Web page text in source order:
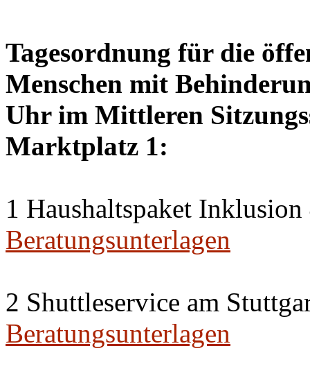
Tagesordnung für die
Menschen mit
Uhr im Mittleren
Marktplatz 1:
1 Haushaltspaket Inklusion
Beratungsunterlagen
2 Shuttleservice am
Beratungsunterlagen